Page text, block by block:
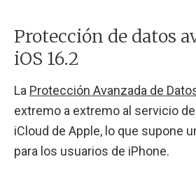
Protección de datos
iOS 16.2
La Protección Avanzada de
extremo a extremo al servicio
iCloud de Apple, lo que supone
para los usuarios de iPhone.